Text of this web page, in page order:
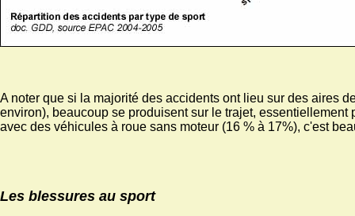
A noter que si la majorité des accidents ont lieu sur des aires
environ), beaucoup se produisent sur le trajet, essentiellement
avec des véhicules à roue sans moteur (16 % à 17%), c'est
Les blessures au sport